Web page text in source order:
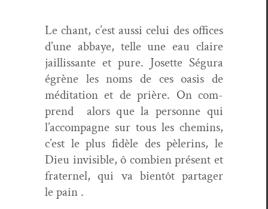
Le chant, c’est aus­si celui des offices
d’une abbaye, telle une eau claire
jail­lis­sante et pure. Josette Ségu­ra
égrène les noms de ces oasis de
médi­ta­tion et de prière. On com­
prend alors que la per­son­ne qui
l’accompagne sur tous les chemins,
c’est le plus fidèle des pèlerins, le
Dieu invis­i­ble, ô com­bi­en présent et
frater­nel, qui va bien­tôt partager
le pain .